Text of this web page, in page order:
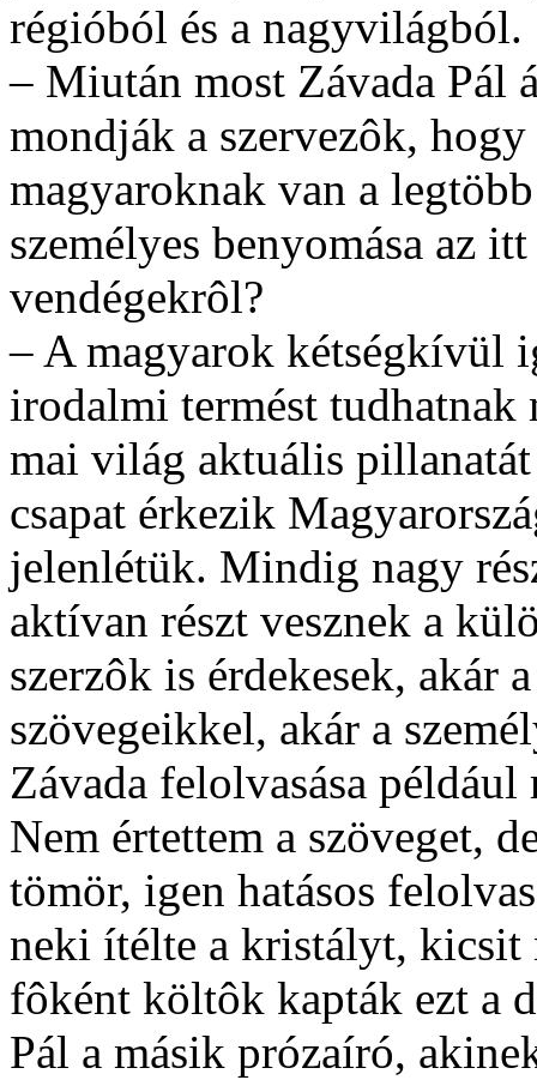
régióból és a nagyvilágból.
– Miután most Závada Pál
mondják a szervezôk,
magyaroknak van a
személyes benyomása az
vendégekrôl?
– A magyarok kétségkívül
irodalmi termést tudhatnak
mai világ aktuális
csapat érkezik
jelenlétük. Mindig nagy
aktívan részt vesznek a
szerzôk is érdekesek, akár
szövegeikkel, akár a
Závada felolvasása
Nem értettem a szöveget,
tömör, igen hatásos
neki ítélte a kristályt, kicsit
fôként költôk kapták ezt a
Pál a másik prózaíró,